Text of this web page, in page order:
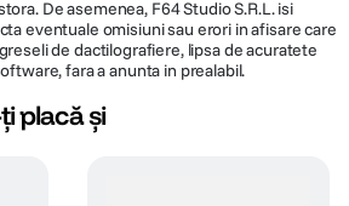
De asemenea, F64 Studio S.R.L. isi
eventuale omisiuni sau erori in afisare care
de dactilografiere, lipsa de acuratete
fara a anunta in prealabil.
placă și